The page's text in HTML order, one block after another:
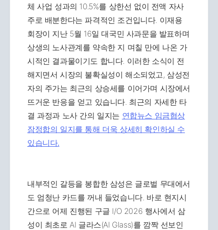
체 사업 성과의 10.5%를 상한선 없이 전액 자사
주로 배분한다는 파격적인 조건입니다. 이재용
회장이 지난 5월 16일 대국민 사과문을 발표하며
상생의 노사관계를 약속한 지 며칠 만에 나온 가
시적인 결과물이기도 합니다. 이러한 소식이 전
해지면서 시장의 불확실성이 해소되었고, 삼성전
자의 주가는 최근의 상승세를 이어가며 시장에서
뜨거운 반응을 얻고 있습니다. 최근의 자세한 타
결 과정과 노사 간의 일지는 연합뉴스 임금협상
잠정합의 일지를 통해 더욱 상세히 확인하실 수
있습니다.
내부적인 갈등을 봉합한 삼성은 글로벌 무대에서
도 엄청난 카드를 꺼내 들었습니다. 바로 현지시
간으로 어제 진행된 구글 I/O 2026 행사에서 삼
성이 최초로 AI 글라스(AI Glass)를 깜짝 선보인